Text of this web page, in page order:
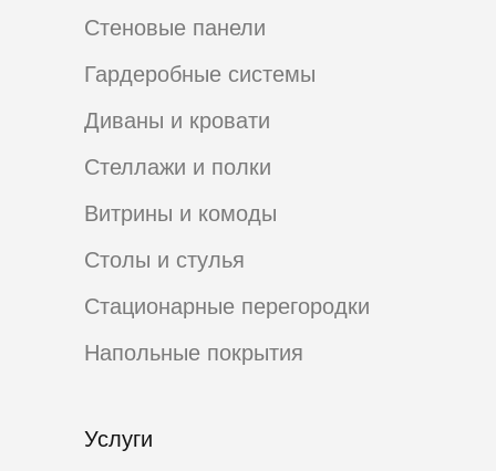
Стеновые панели
Услуги
Гардеробные системы
Диваны и кровати
Столы и стулья
Витрины и комоды
Стеллажи и полки
Стационарные перегородки
Напольные покрытия